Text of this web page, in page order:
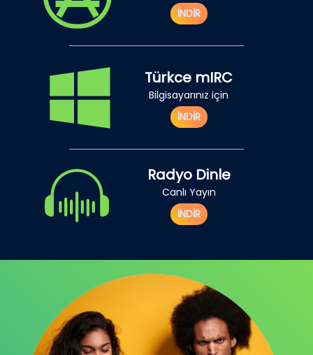
İNDİR
Türkce mIRC
Bilgisayarınız için
İNDİR
Radyo Dinle
Canlı Yayın
İNDİR